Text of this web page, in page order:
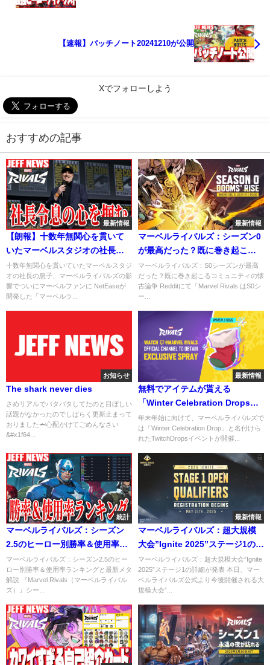
【速報】パッチノート20241210が公開
Xでフォローしよう
おすすめの記事
最新情報
【朗報】十数年無関心を貫いて
いたマーベルスタジオの社長の
息子、マーベルライバルズの影
響でついにマーベルファンに
十数年無関心を貫いていたマーベルスタジ
オの社長の息子、マーベルライバルズの影
響でついにマーベルファンに NetEaseが
開発した「マーベルラ...
最新情報
マーベルライバルズ：シーズン0
が最高だった？既に巻き起こる
コミュニティの懐古論争
マーベルライバルズ：S0シーズンが最高
だった？既に巻き起こるコミュニティの懐
古論争 Redditにて「Marvel Rivals はS0シ
ー...
お知らせ
The shark never dies
さめリアルでバタバタしてたのと目ぼしい
話題がなかったのでしばらく更新止まって
おりました🦈心配かけてごめんなさい
&#x1f64...
最新情報
無料でアイテムが貰える
「Winter Celebration Drops」
が開催！
年末年始に向けて、マーベルライバルズで
は「Winter Celebration Drop」と名付けら
れたTwitchDropsイベントが開催...
統計
マーベルライバルズ：シーズン
2.5のヒーロー別勝率＆使用率ラ
ンキングと最新メタ解説
マーベルライバルズ：シーズン2.5のヒー
ロー別勝率＆使用率ランキングと最新メタ
解説 『Marvel Rivals（マーベルライバル
ズ）』シー...
最新情報
マーベルライバルズ：超大規模
大会”Ignite 2025”ステージ1の詳
細が発表
マーベルライバルズ：超大規模大会”Ignite
2025”ステージ1の詳細が発表 本日、マー
ベルライバルズ公式より今後開催される大
規模大会”...